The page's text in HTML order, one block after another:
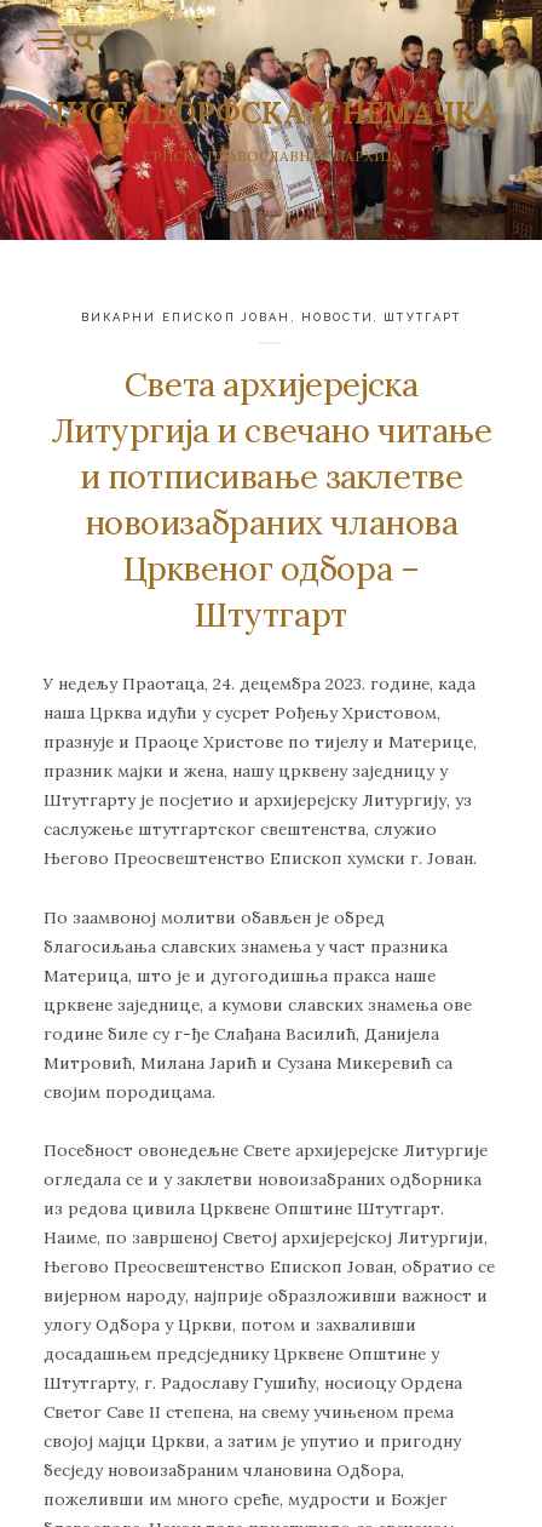
ДИСЕЛДОРФСКА И НЕМАЧКА
СРПСКА ПРАВОСЛАВНА ЕПАРХИЈА
ВИКАРНИ ЕПИСКОП ЈОВАН НОВОСТИ ШТУТГАРТ
Света архијерејска
Литургија и свечано читање
и потписивање заклетве
новоизабраних чланова
Црквеног одбора –
Штутгарт
У недељу Праотаца, 24. децембра 2023. године, када
наша Црква идући у сусрет Рођењу Христовом,
празнује и Праоце Христове по тијелу и Материце,
празник мајки и жена, нашу црквену заједницу у
Штутгарту је посјетио и архијерејску Литургију, уз
саслужење штутгартског свештенства, служио
Његово Преосвештенство Епископ хумски г. Јован.
По заамвоној молитви обављен је обред
благосиљања славских знамења у част празника
Материца, што је и дугогодишња пракса наше
црквене заједнице, а кумови славских знамења ове
године биле су г-ђе Слађана Василић, Данијела
Митровић, Милана Јарић и Сузана Микеревић са
својим породицама.
Посебност овонедељне Свете архијерејске Литургије
огледала се и у заклетви новоизабраних одборника
из редова цивила Црквене Општине Штутгарт.
Наиме, по завршеној Светој архијерејској Литургији,
Његово Преосвештенство Епископ Јован, обратио се
вијерном народу, најприје образложивши важност и
улогу Одбора у Цркви, потом и захваливши
досадашњем предсједнику Црквене Општине у
Штутгарту, г. Радославу Гушићу, носиоцу Ордена
Светог Саве II степена, на свему учињеном према
својој мајци Цркви, а затим је упутио и пригодну
бесједу новоизабраним члановина Одбора,
пожеливши им много среће, мудрости и Божјег